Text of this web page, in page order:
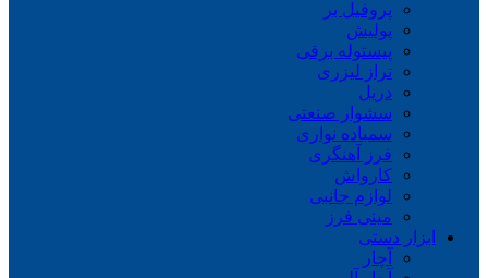
پروفیل بر
پولیش
پیستوله برقی
تراز لیزری
دریل
سشوار صنعتی
سمباده نواری
فرز آهنگری
کارواش
لوازم جانبی
مینی فرز
ابزار دستی
آچار